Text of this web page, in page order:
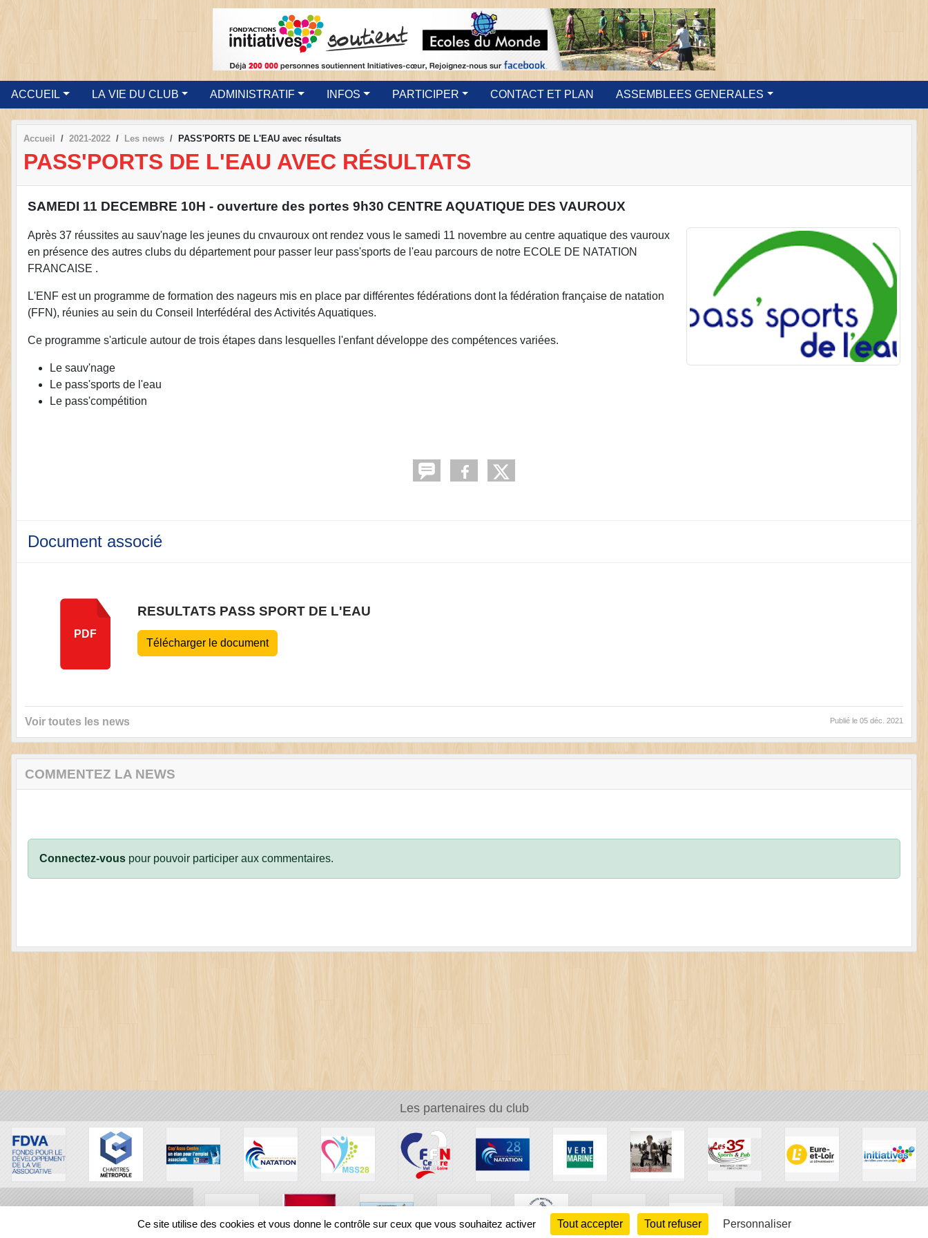
ACCUEIL LA VIE DU CLUB ADMINISTRATIF INFOS PARTICIPER CONTACT ET PLAN ASSEMBLEES GENERALES
Accueil 2021-2022 Les news PASS'PORTS DE L'EAU avec résultats
PASS'PORTS DE L'EAU AVEC RÉSULTATS
SAMEDI 11 DECEMBRE 10H - ouverture des portes 9h30 CENTRE AQUATIQUE DES VAUROUX
Après 37 réussites au sauv'nage les jeunes du cnvauroux ont rendez vous le samedi 11 novembre au centre aquatique des vauroux
en présence des autres clubs du département pour passer leur pass'sports de l'eau parcours de notre ECOLE DE NATATION
FRANCAISE .
L'ENF est un programme de formation des nageurs mis en place par différentes fédérations dont la fédération française de natation
(FFN), réunies au sein du Conseil Interfédéral des Activités Aquatiques.
Ce programme s'articule autour de trois étapes dans lesquelles l'enfant développe des compétences variées.
Le sauv'nage
Le pass'sports de l'eau
Le pass'compétition
Document associé
PDF
RESULTATS PASS SPORT DE L'EAU
Télécharger le document
Voir toutes les news Publié le 05 déc. 2021
COMMENTEZ LA NEWS
Connectez-vous pour pouvoir participer aux commentaires.
Les partenaires du club
Ce site utilise des cookies et vous donne le contrôle sur ceux que vous souhaitez activer Tout accepter Tout refuser Personnaliser